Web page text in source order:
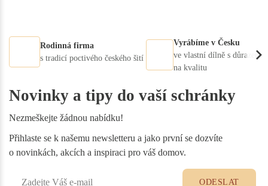
Rodinná firma
s tradicí poctivého českého šití
Vyrábíme v Česku
ve vlastní dílně s důrazem
na kvalitu
Novinky a tipy do vaší schránky
Nezmeškejte žádnou nabídku!
Přihlaste se k našemu newsletteru a jako první se dozvíte
o novinkách, akcích a inspiraci pro váš domov.
ODESLAT